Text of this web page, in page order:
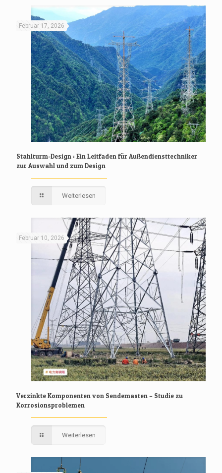
Februar 17, 2026
Stahlturm-Design : Ein Leitfaden für Außendiensttechniker
zur Auswahl und zum Design
Weiterlesen
Februar 10, 2026
Verzinkte Komponenten von Sendemasten – Studie zu
Korrosionsproblemen
Weiterlesen